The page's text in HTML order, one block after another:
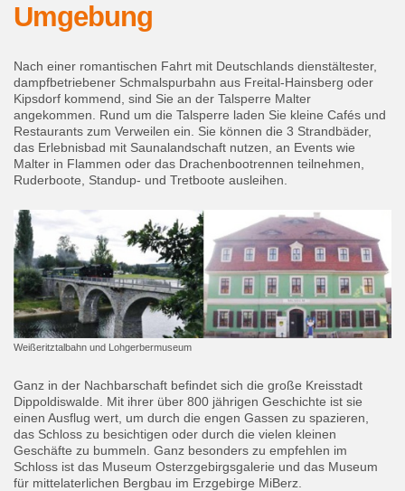
Umgebung
Nach einer romantischen Fahrt mit Deutschlands dienstältester,
dampfbetriebener Schmalspurbahn aus Freital-Hainsberg oder
Kipsdorf kommend, sind Sie an der Talsperre Malter
angekommen. Rund um die Talsperre laden Sie kleine Cafés und
Restaurants zum Verweilen ein. Sie können die 3 Strandbäder,
das Erlebnisbad mit Saunalandschaft nutzen, an Events wie
Malter in Flammen oder das Drachenbootrennen teilnehmen,
Ruderboote, Standup- und Tretboote ausleihen.
Weißeritztalbahn und Lohgerbermuseum
Ganz in der Nachbarschaft befindet sich die große Kreisstadt
Dippoldiswalde. Mit ihrer über 800 jährigen Geschichte ist sie
einen Ausflug wert, um durch die engen Gassen zu spazieren,
das Schloss zu besichtigen oder durch die vielen kleinen
Geschäfte zu bummeln. Ganz besonders zu empfehlen im
Schloss ist das Museum Osterzgebirgsgalerie und das Museum
für mittelaterlichen Bergbau im Erzgebirge MiBerz.